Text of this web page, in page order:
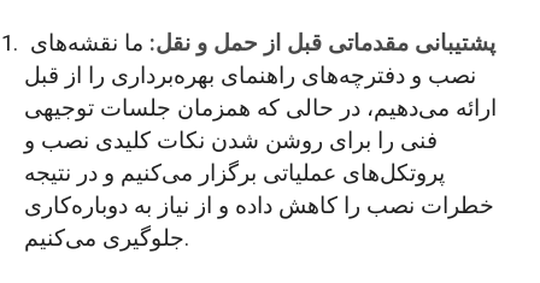
پشتیبانی مقدماتی قبل از حمل و نقل: ما نقشه‌های
نصب و دفترچه‌های راهنمای بهره‌برداری را از قبل
ارائه می‌دهیم، در حالی که همزمان جلسات توجیهی
فنی را برای روشن شدن نکات کلیدی نصب و
پروتکل‌های عملیاتی برگزار می‌کنیم و در نتیجه
خطرات نصب را کاهش داده و از نیاز به دوباره‌کاری
جلوگیری می‌کنیم.